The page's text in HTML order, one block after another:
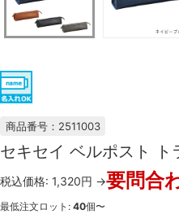
商品番号：2511003
セキセイ ベルポスト
税込価格: 1,320円 →要問合
最低注文ロット: 40個〜